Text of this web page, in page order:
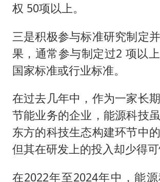
权 50项以上。
三是积极参与标准研究制定
果，通常参与制定过2 项以上
国家标准或行业标准。
在过去几年中，作为一家长
节能业务的企业，能源科技
东方的科技生态构建环节中
但其在研发上的投入却少得可
在2022年至2024年中，能